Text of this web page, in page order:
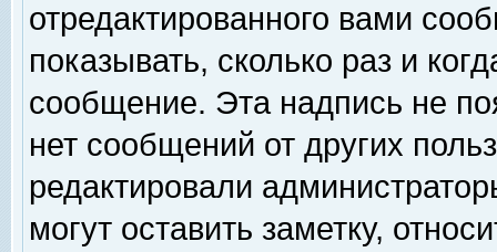
отредактированного вами
показывать, сколько раз и
сообщение. Эта надпись не
нет сообщений от других
редактировали
могут оставить заметку,